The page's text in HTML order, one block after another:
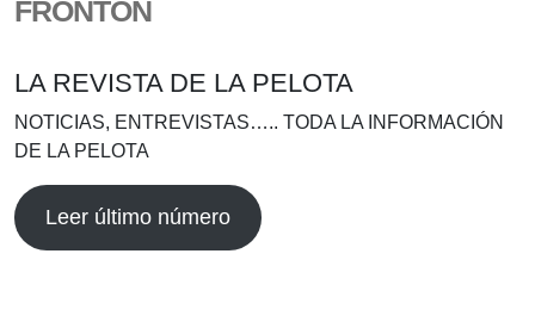
FRONTÓN
LA REVISTA DE LA PELOTA
NOTICIAS, ENTREVISTAS….. TODA LA INFORMACIÓN
DE LA PELOTA
Leer último número